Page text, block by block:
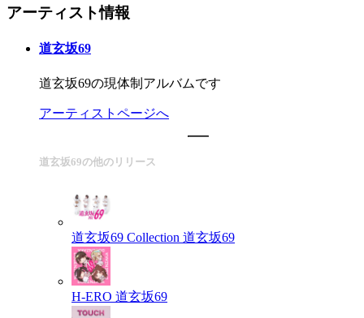
アーティスト情報
道玄坂69
道玄坂69の現体制アルバムです
アーティストページへ
道玄坂69の他のリリース
道玄坂69 Collection 道玄坂69
H-ERO 道玄坂69